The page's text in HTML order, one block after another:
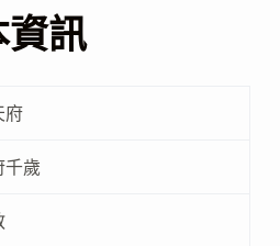
訊
府
千歲